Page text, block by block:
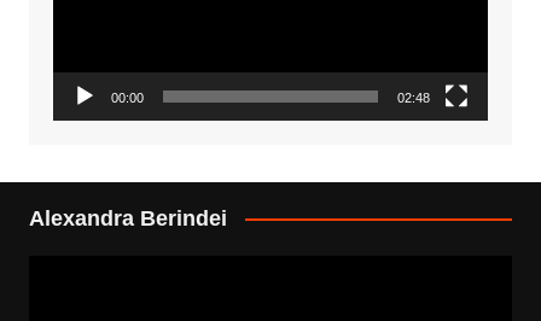
00:00 02:48
Alexandra Berindei